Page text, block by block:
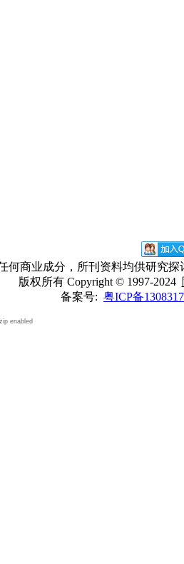
何商业成分，所刊资料均供研究
版权所有 Copyright © 1997-2024
备案号: 粤ICP备
enabled